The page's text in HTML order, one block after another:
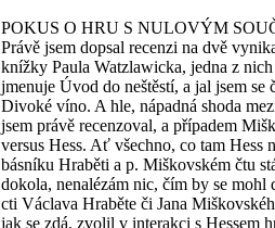
POKUS O HRU S NULOVÝM
Právě jsem dopsal recenzi na dvě
knížky Paula Watzlawicka, jedna z nich
jmenuje Úvod do neštěstí, a jal jsem se
Divoké víno. A hle, nápadná shoda
jsem právě recenzoval, a případem
versus Hess. Ať všechno, co tam Hess
básníku Hraběti a p. Miškovském čtu
dokola, nenalézám nic, čím by se mohl
cti Václava Hraběte či Jana
jak se zdá, zvolil v interakci s Hessem